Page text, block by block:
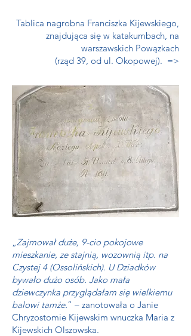
Tablica nagrobna Franciszka Kijewskiego,
znajdująca się w katakumbach, na
warszawskich Powązkach
(rząd 39, od ul. Okopowej). =>
„Zajmował duże, 9-cio pokojowe
mieszkanie, ze stajnią, wozownią itp. na
Czystej 4 (Ossolińskich). U Dziadków
bywało dużo osób. Jako mała
dziewczynka przyglądałam się wielkiemu
balowi tamże.” – zanotowała o Janie
Chryzostomie Kijewskim wnuczka Maria z
Kijewskich Olszowska.